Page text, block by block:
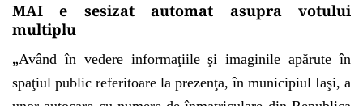
MAI e sesizat automat asupra votului
multiplu
„Având în vedere informaţiile şi imaginile apărute în
spaţiul public referitoare la prezenţa, în municipiul Iaşi, a